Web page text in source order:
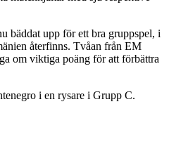
bäddat upp för ett bra gruppspel, i
återfinns. Tvåan från EM
om viktiga poäng för att förbättra
i en rysare i Grupp C.